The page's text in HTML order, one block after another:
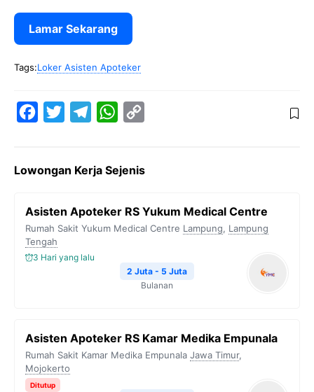
Lamar Sekarang
Tags:Loker Asisten Apoteker
e
o
o
k
t
e
e
r
m
W
t
A
y
i
Lowongan Kerja Sejenis
Asisten Apoteker RS Yukum Medical Centre
Rumah Sakit Yukum Medical Centre Lampung, Lampung
Tengah
3 Hari yang lalu
2 Juta - 5 Juta
Bulanan
Asisten Apoteker RS Kamar Medika Empunala
Rumah Sakit Kamar Medika Empunala Jawa Timur,
Mojokerto
Ditutup